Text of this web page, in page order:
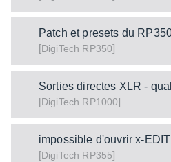
Patch et presets du
[DigiTech RP350]
Sorties directes XLR -
[DigiTech RP1000]
impossible d'ouvrir x-EDIT
[DigiTech RP355]